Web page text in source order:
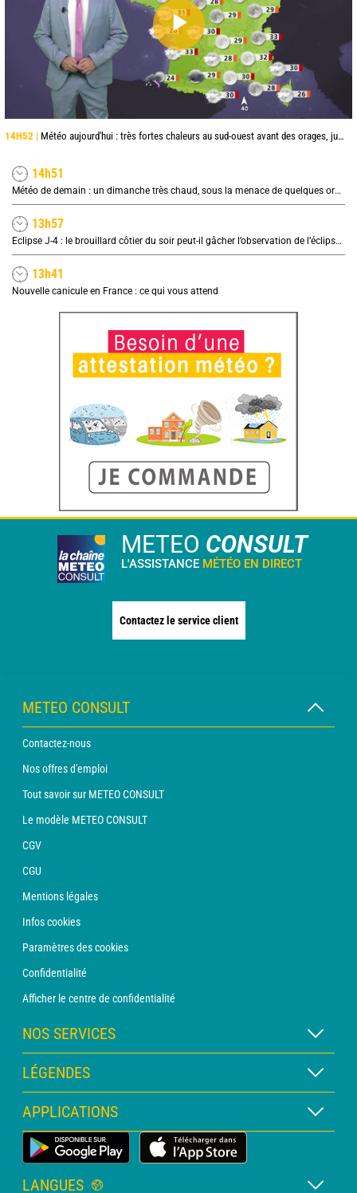
14H52 | Météo aujourd'hui : très fortes chaleurs au sud-ouest avant des orages, jusqu'à 39°C
14h51
Météo de demain : un dimanche très chaud, sous la menace de quelques orages
13h57
Eclipse J-4 : le brouillard côtier du soir peut-il gâcher l’observation de l’éclipse à la plage ?
13h41
Nouvelle canicule en France : ce qui vous attend
METEO CONSULT
L'ASSISTANCE MÉTÉO EN DIRECT
Contactez le service client
METEO CONSULT
Contactez-nous
Nos offres d'emploi
Tout savoir sur METEO CONSULT
Le modèle METEO CONSULT
CGV
CGU
Mentions légales
Infos cookies
Paramètres des cookies
Confidentialité
Afficher le centre de confidentialité
NOS SERVICES
Abonnement METEO Xpert
Abonnement METEO PRO
Consultation avec un prévisionniste
Bulletin PRO
LÉGENDES
Légende des cartes
Légende des pictogrammes
Glossaire
APPLICATIONS
Application Météo Terrestre
LANGUES